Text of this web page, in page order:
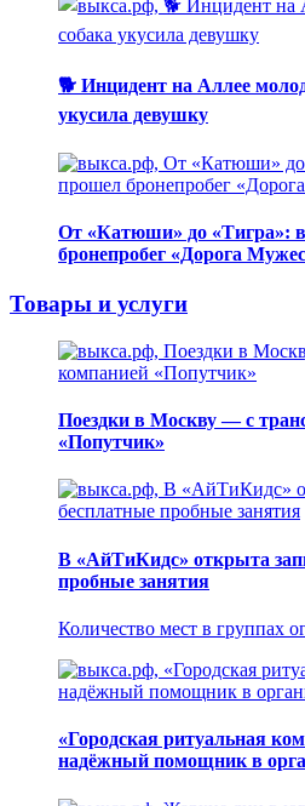
🐕 Инцидент на Аллее
укусила девушку
От «Катюши» до «Тигра»:
бронепробег «Дорога
Товары и услуги
Поездки в Москву — с
«Попутчик»
В «АйТиКидс» открыта
пробные занятия
Количество мест в группах
«Городская ритуальная
надёжный помощник в